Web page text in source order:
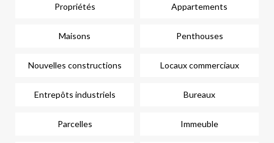
Propriétés Appartements
Maisons Penthouses
Nouvelles constructions Locaux commerciaux
Entrepôts industriels Bureaux
Parcelles Immeuble